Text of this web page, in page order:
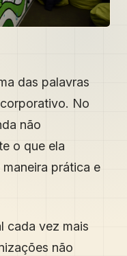
das palavras
No
não
o que ela
prática e
cada vez mais
não